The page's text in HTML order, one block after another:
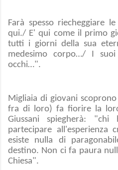
Farà spesso riecheggiare
qui./ E' qui come il primo
tutti i giorni della sua
medesimo corpo…/ I
occhi…".
Migliaia di giovani
fra di loro) fa fiorire la
Giussani spiegherà:
partecipare all'esperienza
esiste nulla di
destino. Non ci fa paura
Chiesa".